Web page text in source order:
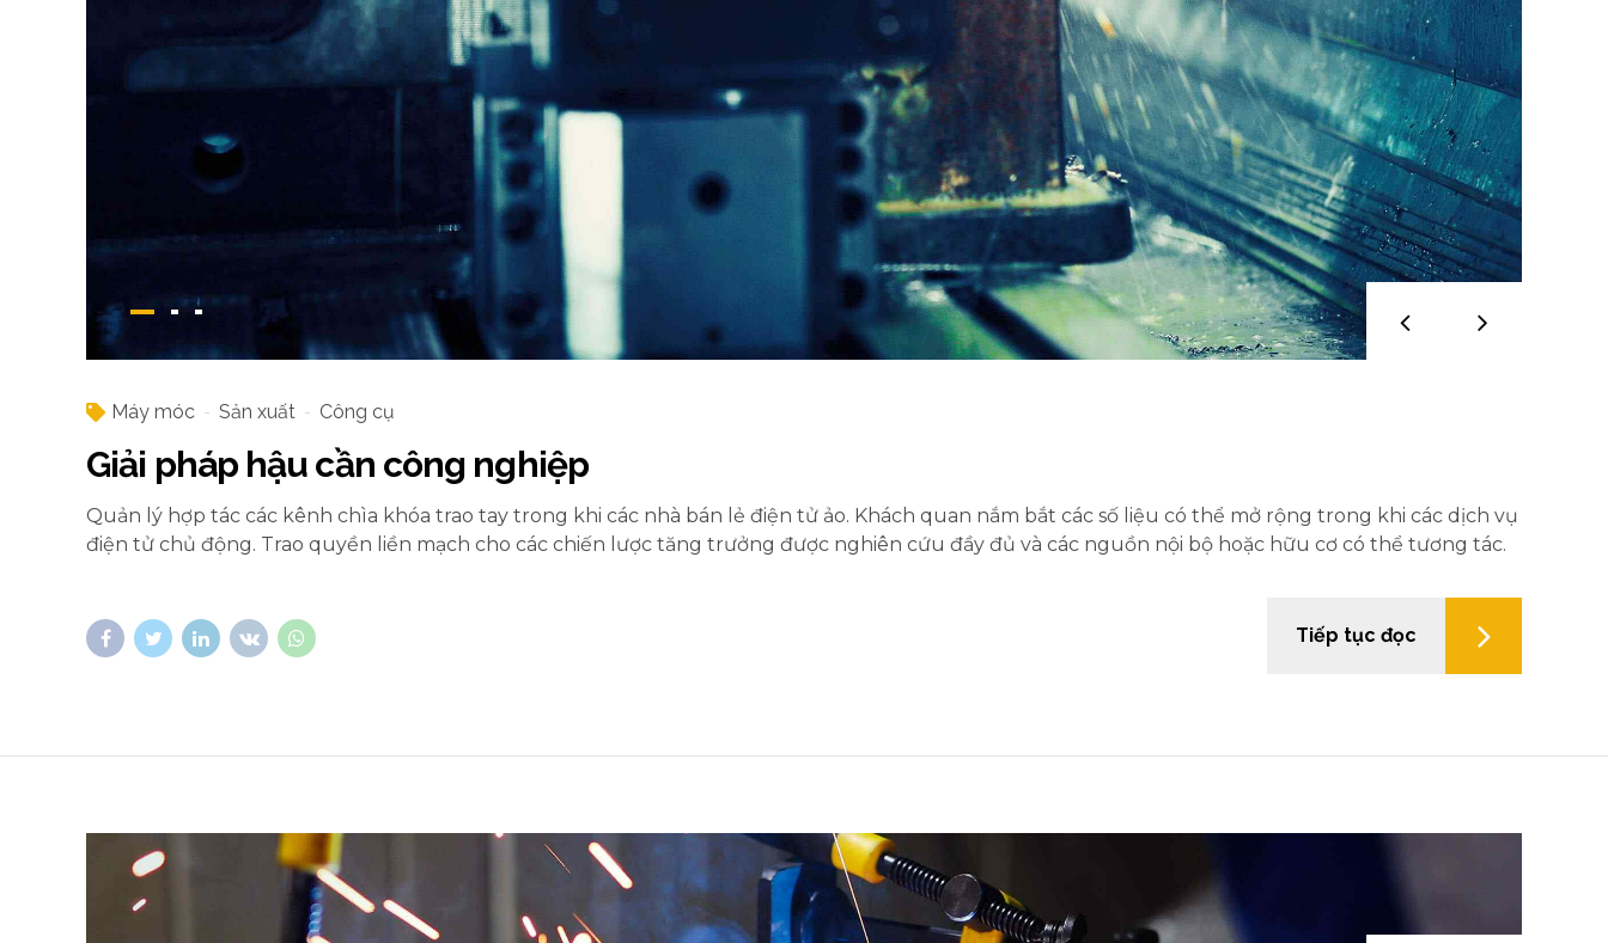
Máy móc Sản xuất Công cụ
Giải pháp hậu cần công nghiệp
Quản lý hợp tác các kênh chìa khóa trao tay trong khi các nhà bán lẻ điện tử ảo. Khách quan nắm bắt các số liệu có thể mở rộng trong khi các dịch vụ
điện tử chủ động. Trao quyền liền mạch cho các chiến lược tăng trưởng được nghiên cứu đầy đủ và các nguồn nội bộ hoặc hữu cơ có thể tương tác.
Tiếp tục đọc